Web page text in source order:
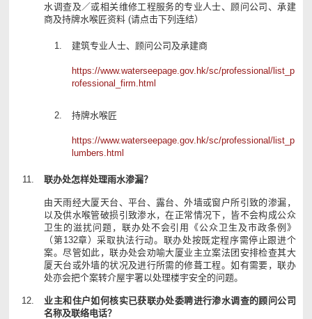
水调查及／或相关维修工程服务的专业人士、顾问公司、承建
商及持牌水喉匠资料 (请点击下列连结）
建筑专业人士、顾问公司及承建商
https://www.waterseepage.gov.hk/sc/professional/list_p
rofessional_firm.html
持牌水喉匠
https://www.waterseepage.gov.hk/sc/professional/list_p
lumbers.html
联办处怎样处理雨水渗漏？
由天雨经大厦天台、平台、露台、外墙或窗户所引致的渗漏，
以及供水喉管破损引致渗水，在正常情况下，皆不会构成公众
卫生的滋扰问题，联办处不会引用《公众卫生及市政条例》
（第132章）采取执法行动。联办处按既定程序需停止跟进个
案。尽管如此，联办处会劝喻大厦业主立案法团安排检查其大
厦天台或外墙的状况及进行所需的修葺工程。如有需要，联办
处亦会把个案转介屋宇署以处理楼宇安全的问题。
业主和住户如何核实已获联办处委聘进行渗水调查的顾问公司
名称及联络电话？